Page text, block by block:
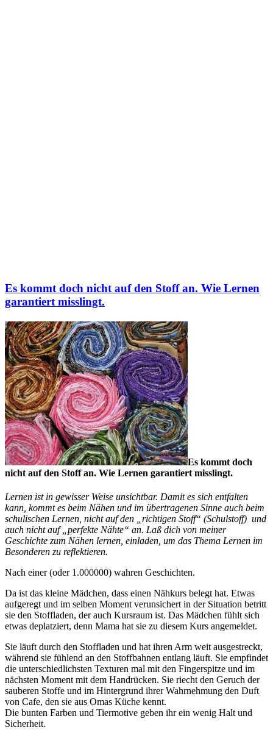
Es kommt doch nicht auf den Stoff an. Wie Lernen
garantiert misslingt.
Es kommt doch
nicht auf den Stoff an. Wie Lernen garantiert misslingt.
Lernen ist in gewisser Weise unsichtbar. Damit es sich entfalten
kann, kommt es beim Nähen und im übertragenen Sinne auch beim
schulischen Lernen, nicht auf den „richtigen Stoff“ (Schulstoff) und
auch nicht auf „perfekte Nähte“ an. Laß dich von meiner
Geschichte zum Nähen lernen, einladen, um das Thema Lernen im
Besonderen zu reflektieren.
Nach einer (oder 1.000000) wahren Geschichten.
Da ist das kleine Mädchen, dass einen Nähkurs belegt hat. Etwas
aufgeregt und im selben Moment verunsichert in der Situation betritt
sie den Stoffladen, der auch Kursraum ist. Das Mädchen fühlt sich
etwas deplatziert, denn Mama hat sie zu diesem Kurs angemeldet.
Sie läuft durch den Stoffladen und hat ihren Arm weit ausgestreckt,
während sie fühlend an den Stoffbahnen entlang läuft. Sie empfindet
die unterschiedlichsten Texturen mal mit den Fingerspitze und im
nächsten Moment mit dem Handrücken. Sie riecht den Geruch der
sauberen Stoffe und im Hintergrund ihrer Wahrnehmung den Duft
von Cafe, den sie aus Omas Küche kennt.
Die bunten Farben und Tiermotive geben ihr ein wenig Halt und
Sicherheit.